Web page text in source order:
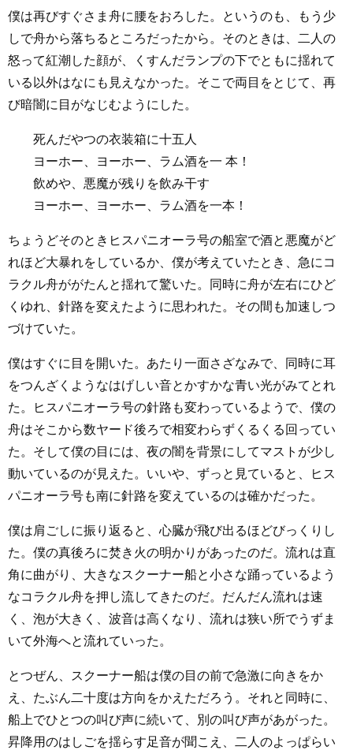
僕は再びすぐさま舟に腰をおろした。というのも、もう少
しで舟から落ちるところだったから。そのときは、二人の
怒って紅潮した顔が、くすんだランプの下でともに揺れて
いる以外はなにも見えなかった。そこで両目をとじて、再
び暗闇に目がなじむようにした。
死んだやつの衣装箱に十五人
ヨーホー、ヨーホー、ラム酒を一 本！
飲めや、悪魔が残りを飲み干す
ヨーホー、ヨーホー、ラム酒を一本！
ちょうどそのときヒスパニオーラ号の船室で酒と悪魔がど
れほど大暴れをしているか、僕が考えていたとき、急にコ
ラクル舟ががたんと揺れて驚いた。同時に舟が左右にひど
くゆれ、針路を変えたように思われた。その間も加速しつ
づけていた。
僕はすぐに目を開いた。あたり一面さざなみで、同時に耳
をつんざくようなはげしい音とかすかな青い光がみてとれ
た。ヒスパニオーラ号の針路も変わっているようで、僕の
舟はそこから数ヤード後ろで相変わらずくるくる回ってい
た。そして僕の目には、夜の闇を背景にしてマストが少し
動いているのが見えた。いいや、ずっと見ていると、ヒス
パニオーラ号も南に針路を変えているのは確かだった。
僕は肩ごしに振り返ると、心臓が飛び出るほどびっくりし
た。僕の真後ろに焚き火の明かりがあったのだ。流れは直
角に曲がり、大きなスクーナー船と小さな踊っているよう
なコラクル舟を押し流してきたのだ。だんだん流れは速
く、泡が大きく、波音は高くなり、流れは狭い所でうずま
いて外海へと流れていった。
とつぜん、スクーナー船は僕の目の前で急激に向きをか
え、たぶん二十度は方向をかえただろう。それと同時に、
船上でひとつの叫び声に続いて、別の叫び声があがった。
昇降用のはしごを揺らす足音が聞こえ、二人のよっぱらい